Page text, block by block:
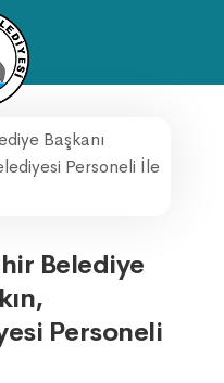
Belediye
Personeli